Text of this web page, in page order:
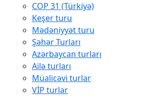
COP 31 (Türkiyə)
Keşer turu
Mədəniyyət turu
Şəhər Turları
Azərbaycan turları
Ailə turları
Müalicəvi turlar
VİP turlar